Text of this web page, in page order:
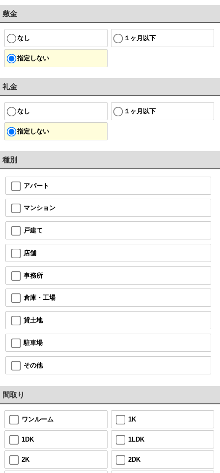
敷金
なし １ヶ月以下
指定しない
礼金
なし １ヶ月以下
指定しない
種別
アパート
マンション
戸建て
店舗
事務所
倉庫・工場
貸土地
駐車場
その他
間取り
ワンルーム 1K
1DK 1LDK
2K 2DK